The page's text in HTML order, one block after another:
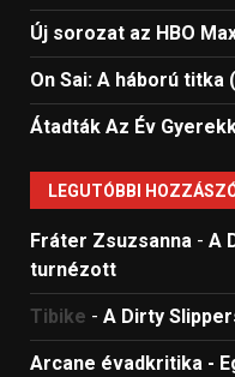
Új sorozat az HBO
On Sai: A ​háború titka
Átadták Az Év
LEGUTÓBBI
Fráter Zsuzsanna - A
turnézott
Tibike - A Dirty
Arcane évadkritika -